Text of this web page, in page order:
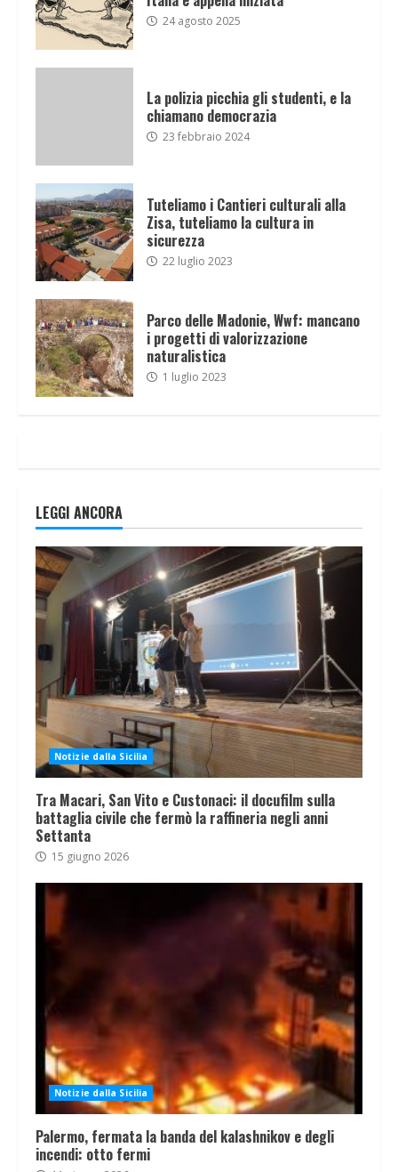
24 agosto 2025
La polizia picchia gli studenti, e la
chiamano democrazia
23 febbraio 2024
Tuteliamo i Cantieri culturali alla
Zisa, tuteliamo la cultura in
sicurezza
22 luglio 2023
Parco delle Madonie, Wwf: mancano
i progetti di valorizzazione
naturalistica
1 luglio 2023
LEGGI ANCORA
Notizie dalla Sicilia
Tra Macari, San Vito e Custonaci: il docufilm sulla
battaglia civile che fermò la raffineria negli anni
Settanta
15 giugno 2026
Notizie dalla Sicilia
Palermo, fermata la banda del kalashnikov e degli
incendi: otto fermi